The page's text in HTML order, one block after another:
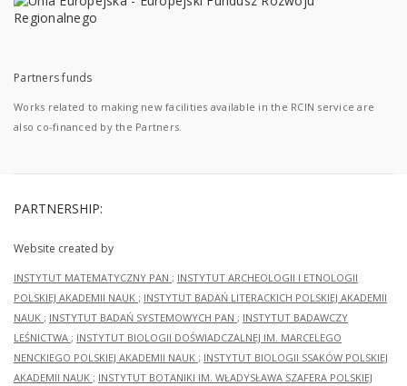
Partners funds
Works related to making new facilities available in the RCIN service are
also co-financed by the Partners.
PARTNERSHIP:
Website created by
INSTYTUT MATEMATYCZNY PAN ; INSTYTUT ARCHEOLOGII I ETNOLOGII
POLSKIEJ AKADEMII NAUK ; INSTYTUT BADAŃ LITERACKICH POLSKIEJ AKADEMII
NAUK ; INSTYTUT BADAŃ SYSTEMOWYCH PAN ; INSTYTUT BADAWCZY
LEŚNICTWA ; INSTYTUT BIOLOGII DOŚWIADCZALNEJ IM. MARCELEGO
NENCKIEGO POLSKIEJ AKADEMII NAUK ; INSTYTUT BIOLOGII SSAKÓW POLSKIEJ
AKADEMII NAUK ; INSTYTUT BOTANIKI IM. WŁADYSŁAWA SZAFERA POLSKIEJ